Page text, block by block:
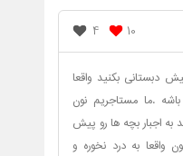
10
4
دبستانی بکنید واقعا
.ما مستاجریم نون
به اجبار بچه ها رو پیش
واقعا به درد نخوره و